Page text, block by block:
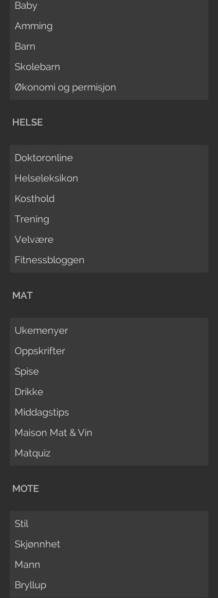
Baby
Amming
Barn
Skolebarn
Økonomi og permisjon
HELSE
Doktoronline
Helseleksikon
Kosthold
Trening
Velvære
Fitnessbloggen
MAT
Ukemenyer
Oppskrifter
Spise
Drikke
Middagstips
Maison Mat & Vin
Matquiz
MOTE
Stil
Skjønnhet
Mann
Bryllup